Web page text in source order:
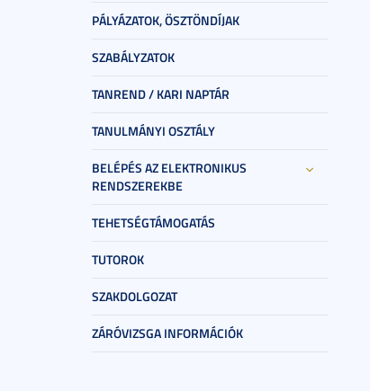
PÁLYÁZATOK, ÖSZTÖNDÍJAK
SZABÁLYZATOK
TANREND / KARI NAPTÁR
TANULMÁNYI OSZTÁLY
BELÉPÉS AZ ELEKTRONIKUS
RENDSZEREKBE
TEHETSÉGTÁMOGATÁS
TUTOROK
SZAKDOLGOZAT
ZÁRÓVIZSGA INFORMÁCIÓK